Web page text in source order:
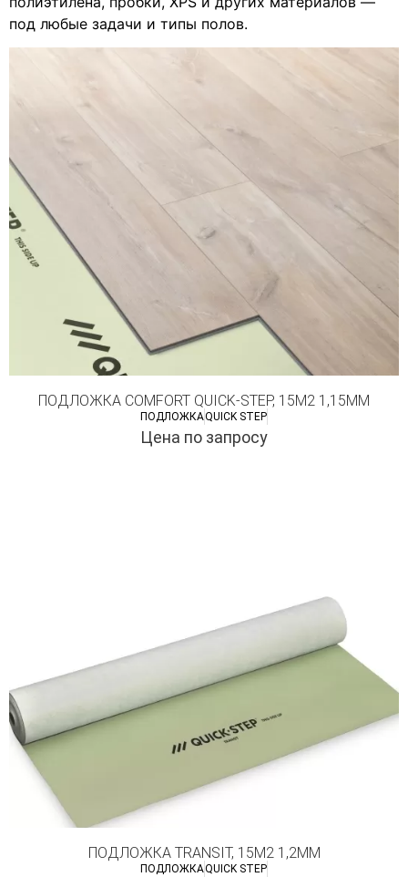
под любые задачи и типы полов.
ПОДЛОЖКА COMFORT QUICK-STEP, 15М2 1,15ММ
ПОДЛОЖКАQUICK STEP
Цена по запросу
ПОДЛОЖКА TRANSIT, 15М2 1,2ММ
ПОДЛОЖКАQUICK STEP